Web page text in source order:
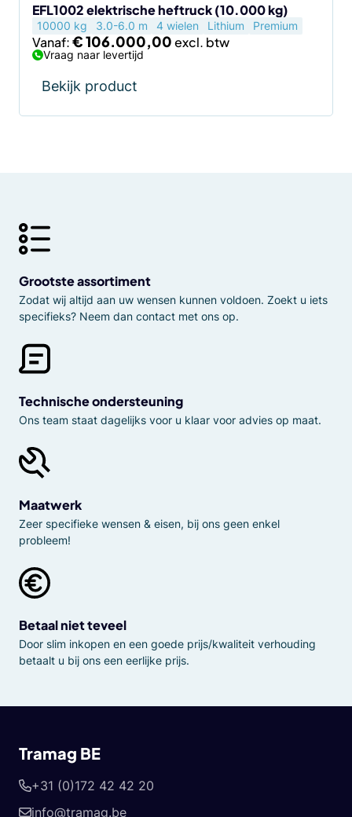
EFL1002 elektrische heftruck (10.000 kg)
10000 kg 3.0-6.0 m 4 wielen Lithium Premium
Vanaf:€106.000,00
Vraag naar levertijd
Bekijk product
de
productpagina
Grootste assortiment
Zodat wij altijd aan uw wensen kunnen voldoen. Zoekt u iets
specifieks? Neem dan contact met ons op.
Technische ondersteuning
Ons team staat dagelijks voor u klaar voor advies op maat.
Maatwerk
Zeer specifieke wensen & eisen, bij ons geen enkel
probleem!
Betaal niet teveel
Door slim inkopen en een goede prijs/kwaliteit verhouding
betaalt u bij ons een eerlijke prijs.
Tramag BE
+31 (0)172 42 42 20
info@tramag.be